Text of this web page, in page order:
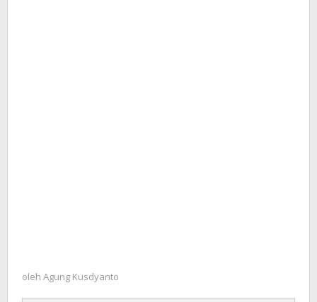
oleh Agung Kusdyanto